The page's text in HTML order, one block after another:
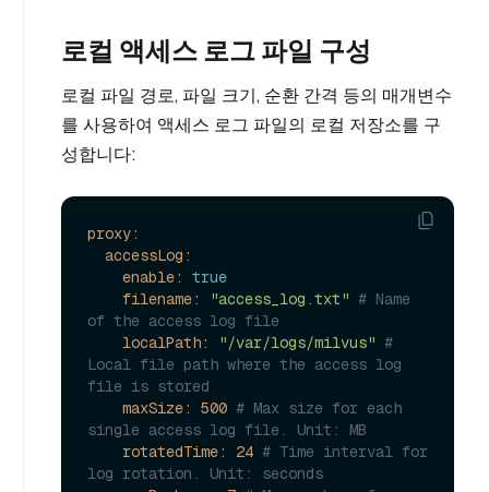
로컬 액세스 로그 파일 구성
로컬 파일 경로, 파일 크기, 순환 간격 등의 매개변수
를 사용하여 액세스 로그 파일의 로컬 저장소를 구
성합니다:
proxy:
accessLog:
enable:
true
filename:
"access_log.txt" # Name
of the access log file
localPath:
"/var/logs/milvus" #
Local file path where the access log
file is stored
maxSize:
500 # Max size for each
single access log file. Unit: MB
rotatedTime:
24 # Time interval for
log rotation. Unit: seconds